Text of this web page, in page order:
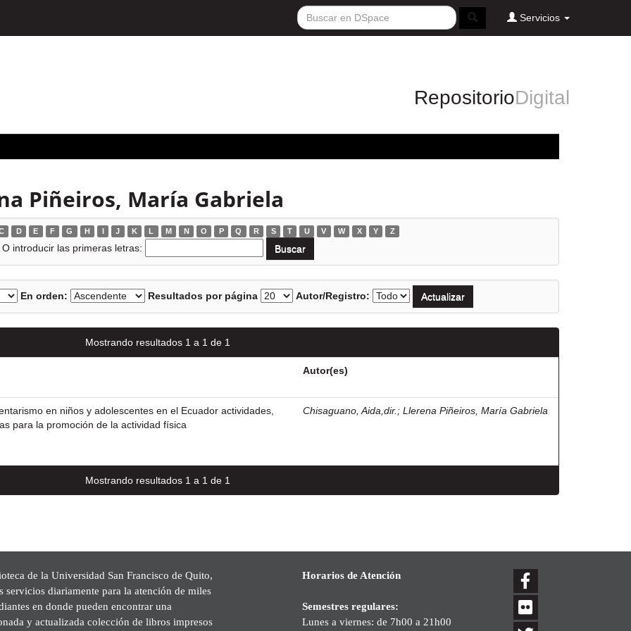
Servicios
RepositorioDigital
Piñeiros, María Gabriela
D E F G H I J K L M N O P Q R S T U V W X Y Z
O introducir las primeras letras:
En orden: Resultados por página Autor/Registro:
Mostrando resultados 1 a 1 de 1
Autor(es)
en niños y adolescentes en el Ecuador actividades,
para la promoción de la actividad física
Chisaguano, Aida,dir. ; Llerena Piñeiros, María Gabriela
Mostrando resultados 1 a 1 de 1
de la Universidad San Francisco de Quito,
servicios diariamente para la atención de miles
en donde pueden encontrar una
y actualizada colección de libros impresos
Horarios de Atención
Semestres regulares:
Lunes a viernes: de 7h00 a 21h00